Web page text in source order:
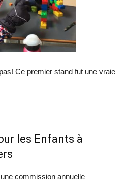
Ce premier stand fut une vraie
les Enfants à
commission annuelle